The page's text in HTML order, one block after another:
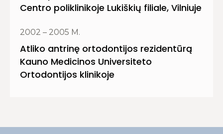
Centro poliklinikoje Lukiškių filiale, Vilniuje
2002 – 2005 M.
Atliko antrinę ortodontijos rezidentūrą
Kauno Medicinos Universiteto
Ortodontijos klinikoje